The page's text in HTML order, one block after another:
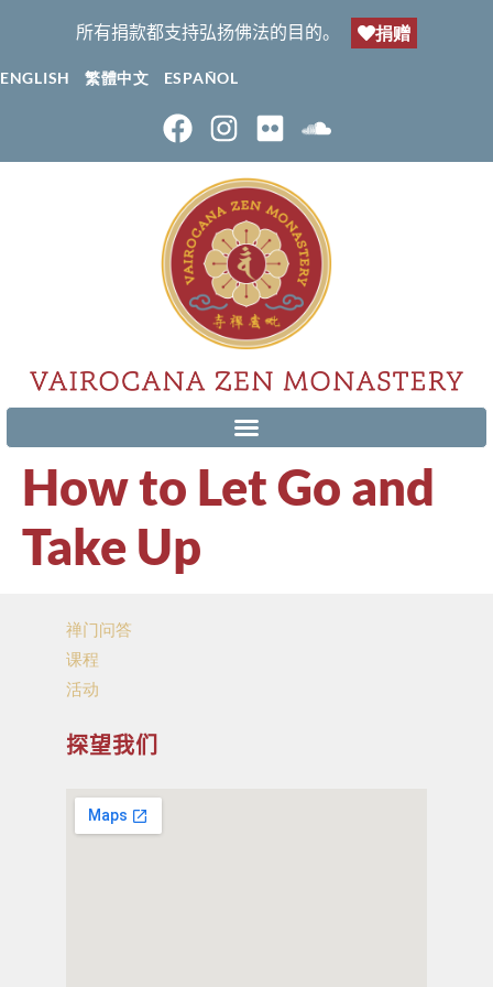
所有捐款都支持弘扬佛法的目的。 捐赠
ENGLISH 繁體中文 ESPAÑOL
How to Let Go and
Take Up
禅门问答
课程
活动
探望我们